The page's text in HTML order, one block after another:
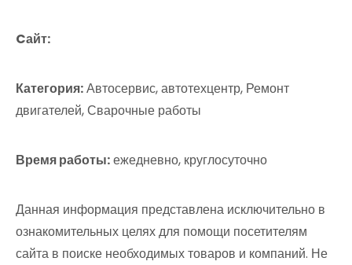
Cайт:
Категория:Автосервис, автотехцентр, Ремонт
двигателей, Сварочные работы
Время работы:ежедневно, круглосуточно
Данная информация представлена исключительно в
ознакомительных целях для помощи посетителям
сайта в поиске необходимых товаров и компаний. Не